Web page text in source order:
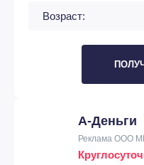
Возраст:
А-Деньги
Реклама ООО